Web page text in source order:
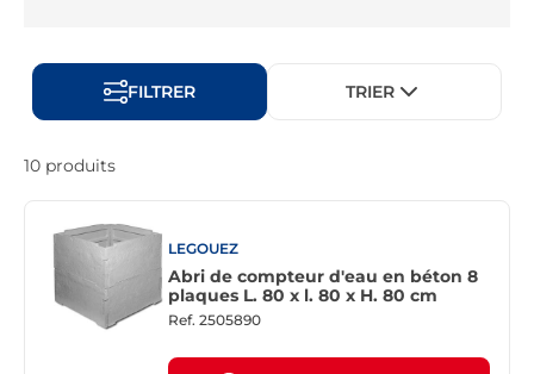
FILTRER TRIER
10 produits
LEGOUEZ
Abri de compteur d'eau en béton 8
plaques L. 80 x l. 80 x H. 80 cm
Ref. 2505890